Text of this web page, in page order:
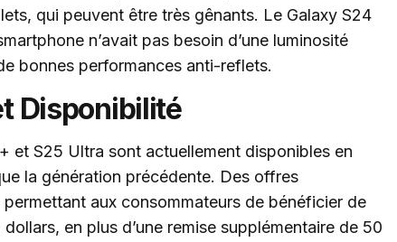
qui peuvent être très gênants. Le Galaxy S24
n’avait pas besoin d’une luminosité
bonnes performances anti-reflets.
Disponibilité
et S25 Ultra sont actuellement disponibles en
la génération précédente. Des offres
aux consommateurs de bénéficier de
en plus d’une remise supplémentaire de 50